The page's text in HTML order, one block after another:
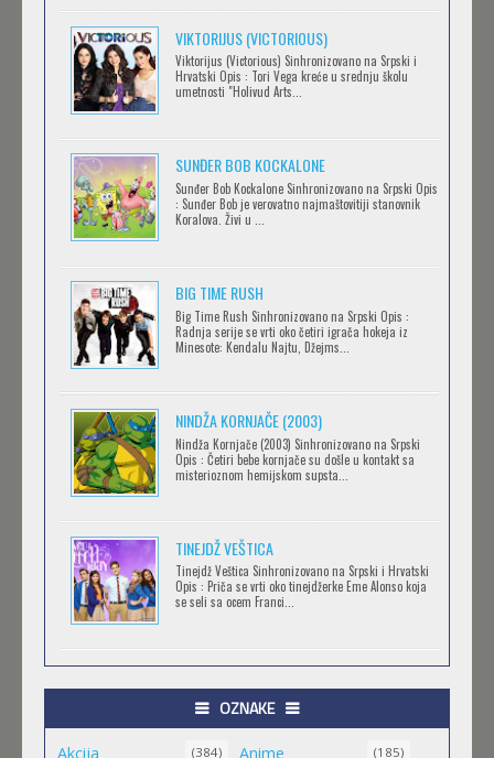
SERVAMP
Feb 12 2023 |
2.43: SEIIN HIGH SCHOOL BOYS VOLLEYBALL
TEAM
CLEAN FREAK! AOYAMA-KUN
Feb 12 2023 |Gledaj »
RECORD OF RAGNAROK
Feb 11 2023 |Gledaj »
TORADORA
Feb 11 2023 |Gledaj »
TRIGUN STAMPEDE
Feb 11 2023 |Gledaj »
VIKTORIJUS (VICTORIOUS)
Viktorijus (Victorious) Sinhronizovano na Srpski i
Hrvatski Opis : Tori Vega kreće u srednju školu
umetnosti "Holivud Arts...
SUNĐER BOB KOCKALONE
Sunđer Bob Kockalone Sinhronizovano na Srpski Opis
: Sunđer Bob je verovatno najmaštovitiji stanovnik
Koralova. Živi u ...
BIG TIME RUSH
Big Time Rush Sinhronizovano na Srpski Opis :
Radnja serije se vrti oko četiri igrača hokeja iz
Minesote: Kendalu Najtu, Džejms...
NINDŽA KORNJAČE (2003)
Nindža Kornjače (2003) Sinhronizovano na Srpski
Opis : Četiri bebe kornjače su došle u kontakt sa
misterioznom hemijskom supsta...
TINEJDŽ VEŠTICA
Tinejdž Veštica Sinhronizovano na Srpski i Hrvatski
Opis : Priča se vrti oko tinejdžerke Eme Alonso koja
se seli sa ocem Franci...
OZNAKE
Akcija (384) Anime (185)